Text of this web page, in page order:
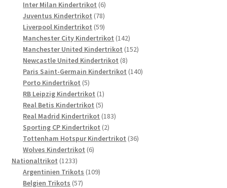
Inter Milan Kindertrikot 66
Produkte
Juventus Kindertrikot 7878
Produkte
Liverpool Kindertrikot 5959
Produkte
Manchester City Kindertrikot 142142
Produkte
Manchester United Kindertrikot 152152
Newcastle United Kindertrikot 88
Produkte
Paris Saint-Germain Kindertrikot 140140
Porto Kindertrikot 55
Produkte
RB Leipzig Kindertrikot 11
Produkt
Real Betis Kindertrikot 55
Produkte
Real Madrid Kindertrikot 183183
Sporting CP Kindertrikot 22
Produkte
Tottenham Hotspur Kindertrikot 3636
Wolves Kindertrikot 66
Nationaltrikot 12331233
Produkte
Argentinien Trikots 109109
Belgien Trikots 5757